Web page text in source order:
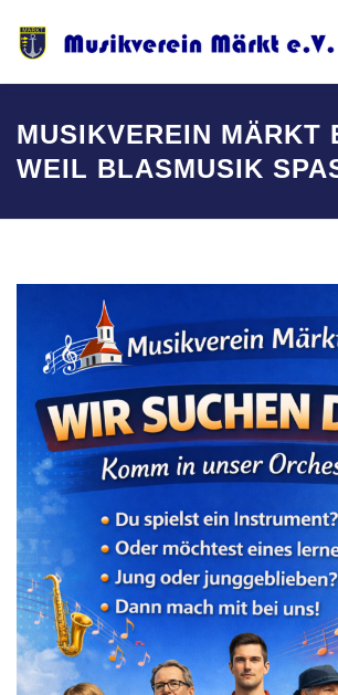
Inhalt
springen
STARTSEITE INFOS ÜBER
MUSIKVEREIN MÄRKT
WEIL BLASMUSIK